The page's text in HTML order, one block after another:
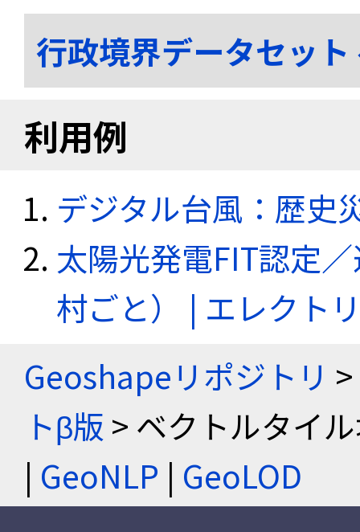
行政境界データセッ
利用例
デジタル台風：歴史
太陽光発電FIT認定
村ごと） | エレクト
Geoshapeリポジトリ >
トβ版 > ベクトルタイ
| GeoNLP | GeoLOD